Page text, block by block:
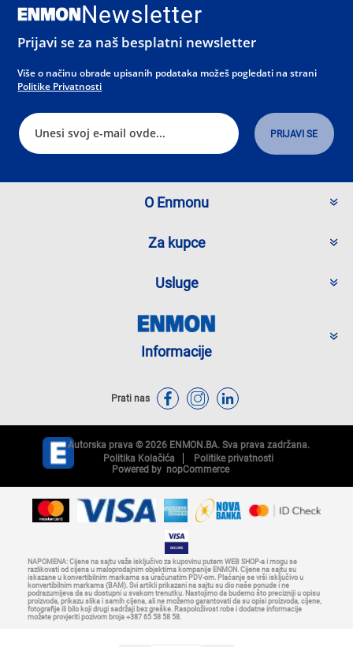
Newsletter
Prijavi se za naš besplatni newsletter
Više o načinu obrade upisanih podataka možeš pogledati na strani
Politike Privatnosti
O Enmonu
Za kupce
Usluge
Informacije
Prati nas
Autorska prava © 2026 ENMON.BA. Sva prava zadržana.
Politika Kolačića
Politike privatnosti
Powered by nopCommerce
NAPOMENA: Cijene na sajtu važe isključivo za kupovinu putem WEB SHOP-a i mogu se
razlikovati od cijena u maloprodajnim objektima kompanije ENMON. Cijene na sajtu su
iskazane u konvertibilnim markama sa uračunatim PDV-om. Plaćanje se vrši isključivo u
konvertibilnim markama (BAM). Svi artikli prikazani na sajtu su dio naše ponude i ne
podrazumijeva da su dostupni u svakom trenutku. Nastojimo da budemo što precizniji u opisu
proizvoda, prikazu slika i samih cijena, ali ne možemo garantovati da su opisi proizvoda, cijene,
fotografije ili bilo koji drugi sadržaji bez greške. Raspoloživost robe i dodatne informacije
možete provjeriti pozivom broja +387 65 58 58 58.